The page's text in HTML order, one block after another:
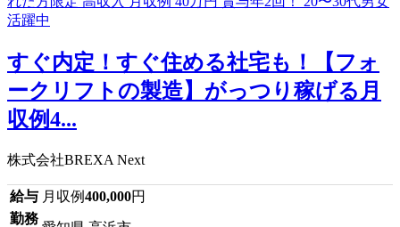
すぐ内定！すぐ住める社宅も！【フォ
ークリフトの製造】がっつり稼げる月
収例4...
株式会社BREXA Next
給与 月収例400,000円
勤務